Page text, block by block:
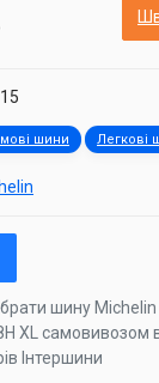
шини Легкові
шину Michelin
XL самовивозом
Інтершини